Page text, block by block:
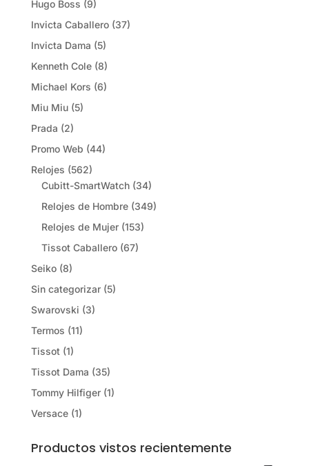
Hugo Boss (9)
Invicta Caballero (37)
Invicta Dama (5)
Kenneth Cole (8)
Michael Kors (6)
Miu Miu (5)
Prada (2)
Promo Web (44)
Relojes (562)
Cubitt-SmartWatch (34)
Relojes de Hombre (349)
Relojes de Mujer (153)
Tissot Caballero (67)
Seiko (8)
Sin categorizar (5)
Swarovski (3)
Termos (11)
Tissot (1)
Tissot Dama (35)
Tommy Hilfiger (1)
Versace (1)
Productos vistos recientemente